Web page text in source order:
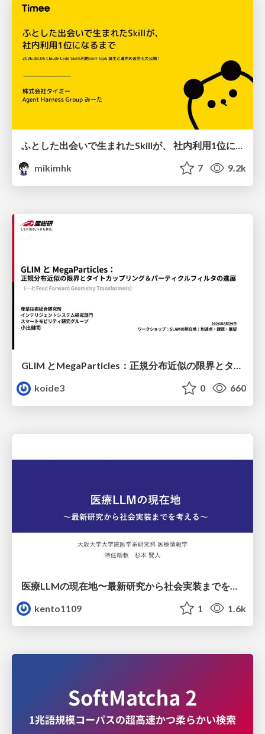
mikimhk
7 9.2k
GLIM とMegaParticles：正規分布近似の限界とタイトカップリング＆パーティクルフィルタの進展 / GLIM and MegaParticles : Progress of the distribution representation in SLAM
koide3
0 660
kento1109
1 1.6k